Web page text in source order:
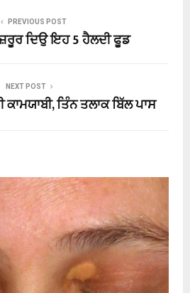
PREVIOUS POST
ਦਿਉ ਇਹ 5 ਹੈਲਦੀ ਫੂਡ
NEXT POST
ਕਾਮਯਾਬੀ, ਤਿੰਨ ਤਲਾਕ ਬਿੱਲ ਪਾਸ